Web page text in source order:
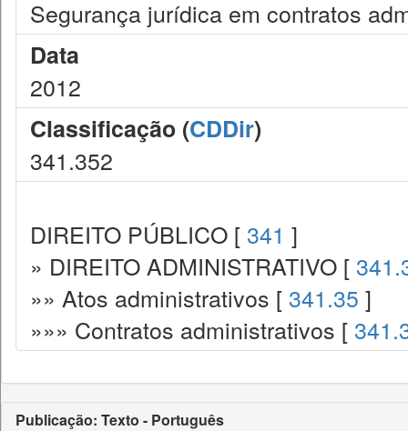
Segurança jurídica em contratos
Data
2012
Classificação (CDDir)
341.352
DIREITO PÚBLICO [ 341 ]
» DIREITO ADMINISTRATIVO [
»» Atos administrativos [ 341.35 ]
»»» Contratos administrativos [
Publicação: Texto - Português